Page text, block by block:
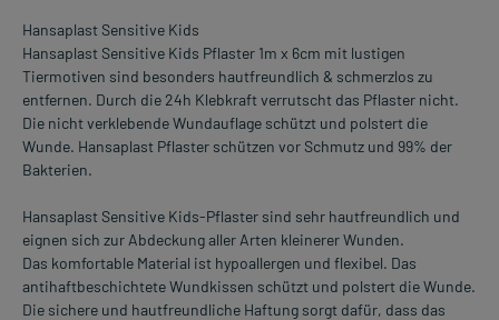
Hansaplast Sensitive Kids
Hansaplast Sensitive Kids Pflaster 1m x 6cm mit lustigen
Tiermotiven sind besonders hautfreundlich & schmerzlos zu
entfernen. Durch die 24h Klebkraft verrutscht das Pflaster nicht.
Die nicht verklebende Wundauflage schützt und polstert die
Wunde. Hansaplast Pflaster schützen vor Schmutz und 99% der
Bakterien.
Hansaplast Sensitive Kids-Pflaster sind sehr hautfreundlich und
eignen sich zur Abdeckung aller Arten kleinerer Wunden.
Das komfortable Material ist hypoallergen und flexibel. Das
antihaftbeschichtete Wundkissen schützt und polstert die Wunde.
Die sichere und hautfreundliche Haftung sorgt dafür, dass das